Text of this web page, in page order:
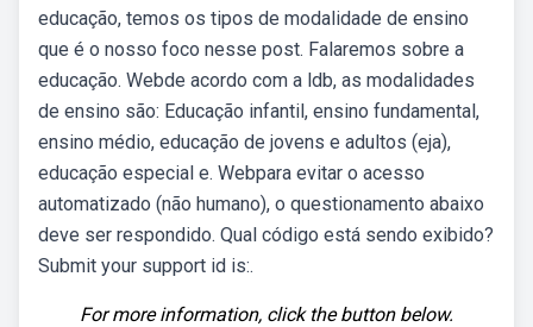
educação, temos os tipos de modalidade de ensino
que é o nosso foco nesse post. Falaremos sobre a
educação. Webde acordo com a ldb, as modalidades
de ensino são: Educação infantil, ensino fundamental,
ensino médio, educação de jovens e adultos (eja),
educação especial e. Webpara evitar o acesso
automatizado (não humano), o questionamento abaixo
deve ser respondido. Qual código está sendo exibido?
Submit your support id is:.
For more information, click the button below.